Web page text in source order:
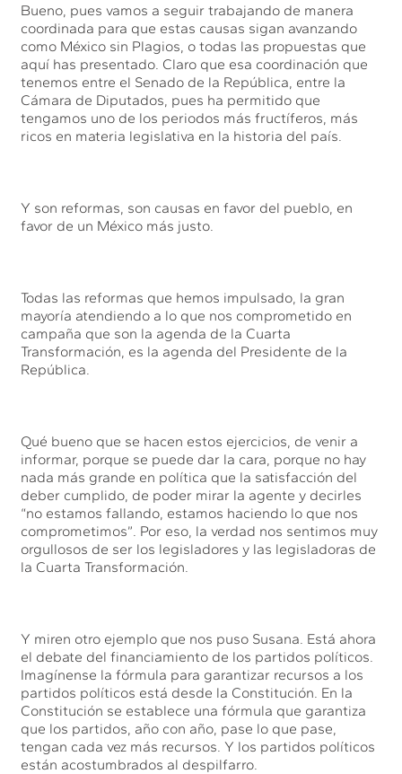
Bueno, pues vamos a seguir trabajando de manera
coordinada para que estas causas sigan avanzando
como México sin Plagios, o todas las propuestas que
aquí has presentado. Claro que esa coordinación que
tenemos entre el Senado de la República, entre la
Cámara de Diputados, pues ha permitido que
tengamos uno de los periodos más fructíferos, más
ricos en materia legislativa en la historia del país.
Y son reformas, son causas en favor del pueblo, en
favor de un México más justo.
Todas las reformas que hemos impulsado, la gran
mayoría atendiendo a lo que nos comprometido en
campaña que son la agenda de la Cuarta
Transformación, es la agenda del Presidente de la
República.
Qué bueno que se hacen estos ejercicios, de venir a
informar, porque se puede dar la cara, porque no hay
nada más grande en política que la satisfacción del
deber cumplido, de poder mirar la agente y decirles
“no estamos fallando, estamos haciendo lo que nos
comprometimos”. Por eso, la verdad nos sentimos muy
orgullosos de ser los legisladores y las legisladoras de
la Cuarta Transformación.
Y miren otro ejemplo que nos puso Susana. Está ahora
el debate del financiamiento de los partidos políticos.
Imagínense la fórmula para garantizar recursos a los
partidos políticos está desde la Constitución. En la
Constitución se establece una fórmula que garantiza
que los partidos, año con año, pase lo que pase,
tengan cada vez más recursos. Y los partidos políticos
están acostumbrados al despilfarro.